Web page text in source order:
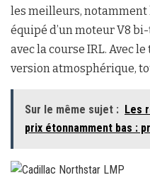
les meilleurs, notamment
équipé d’un moteur V8
avec la course IRL. Avec
version atmosphérique,
Sur le même sujet : Les
prix étonnamment bas :